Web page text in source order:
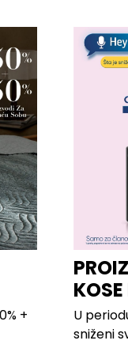
+
LILLY
U
sniženi